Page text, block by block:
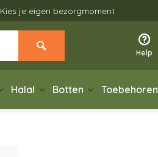
Kies je eigen bezorgmoment
Help
Halal Botten Toebehoren